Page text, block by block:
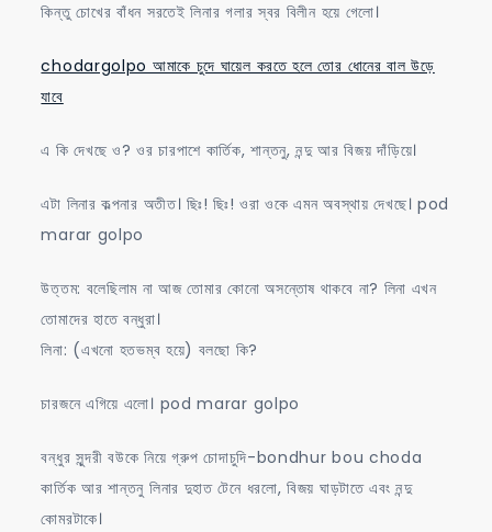
কিন্তু চোখের বাঁধন সরতেই লিনার গলার স্বর বিলীন হয়ে গেলো।
chodargolpo আমাকে চুদে ঘায়েল করতে হলে তোর ধোনের বাল উড়ে
যাবে
এ কি দেখছে ও? ওর চারপাশে কার্তিক, শান্তনু, নন্দু আর বিজয় দাঁড়িয়ে।
এটা লিনার কল্পনার অতীত। ছিঃ! ছিঃ! ওরা ওকে এমন অবস্থায় দেখছে। pod
marar golpo
উত্তম: বলেছিলাম না আজ তোমার কোনো অসন্তোষ থাকবে না? লিনা এখন
তোমাদের হাতে বন্ধুরা।
লিনা: (এখনো হতভম্ব হয়ে) বলছো কি?
চারজনে এগিয়ে এলো। pod marar golpo
বন্ধুর সুন্দরী বউকে নিয়ে গ্রুপ চোদাচুদি-bondhur bou choda
কার্তিক আর শান্তনু লিনার দুহাত টেনে ধরলো, বিজয় ঘাড়টাতে এবং নন্দু
কোমরটাকে।